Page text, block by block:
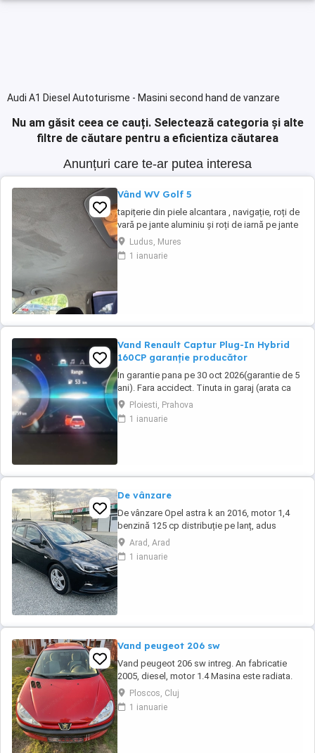
Audi A1 Diesel Autoturisme - Masini second hand de vanzare
Nu am găsit ceea ce cauți. Selectează categoria și alte
filtre de căutare pentru a eficientiza căutarea
Anunțuri care te-ar putea interesa
Vând WV Golf 5
tapițerie din piele alcantara , navigație, roți de
vară pe jante aluminiu și roți de iarnă pe jante
tablă, navigație, geamuri fumurii spate .
Ludus, Mures
1 ianuarie
Vand Renault Captur Plug-In Hybrid
160CP garanție producător
In garantie pana pe 30 oct 2026(garantie de 5
ani). Fara accidect. Tinuta in garaj (arata ca
noua, nu are zgarieturi). Folosita doar la
naveta(30km zilnic). Nu are urme de uzura,
placutele si discurile nu sunt deloc uzate
Ploiesti, Prahova
1 ianuarie
De vânzare
De vânzare Opel astra k an 2016, motor 1,4
benzină 125 cp distribuție pe lanț, adus
recent din Germania, stare bună din toate
punctele de vedere, nu necesită investiții,
foarte multe dotări, faruri cu led și xenon,
Arad, Arad
1 ianuarie
Vand peugeot 206 sw
Vand peugeot 206 sw intreg. An fabricatie
2005, diesel, motor 1.4 Masina este radiata.
Pentru mai multe detalii va rog sunati la nr. de
telefon afisat:
Ploscos, Cluj
1 ianuarie